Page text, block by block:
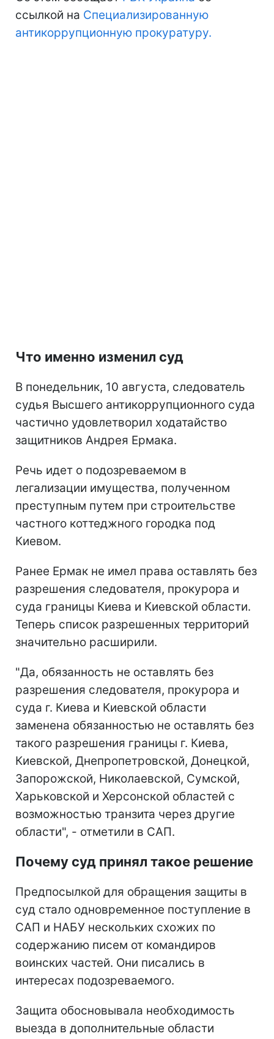
ссылкой на Специализированную
антикоррупционную прокуратуру.
Что именно изменил суд
В понедельник, 10 августа, следователь
судья Высшего антикоррупционного суда
частично удовлетворил ходатайство
защитников Андрея Ермака.
Речь идет о подозреваемом в
легализации имущества, полученном
преступным путем при строительстве
частного коттеджного городка под
Киевом.
Ранее Ермак не имел права оставлять без
разрешения следователя, прокурора и
суда границы Киева и Киевской области.
Теперь список разрешенных территорий
значительно расширили.
"Да, обязанность не оставлять без
разрешения следователя, прокурора и
суда г. Киева и Киевской области
заменена обязанностью не оставлять без
такого разрешения границы г. Киева,
Киевской, Днепропетровской, Донецкой,
Запорожской, Николаевской, Сумской,
Харьковской и Херсонской областей с
возможностью транзита через другие
области", - отметили в САП.
Почему суд принял такое решение
Предпосылкой для обращения защиты в
суд стало одновременное поступление в
САП и НАБУ нескольких схожих по
содержанию писем от командиров
воинских частей. Они писались в
интересах подозреваемого.
Защита обосновывала необходимость
выезда в дополнительные области